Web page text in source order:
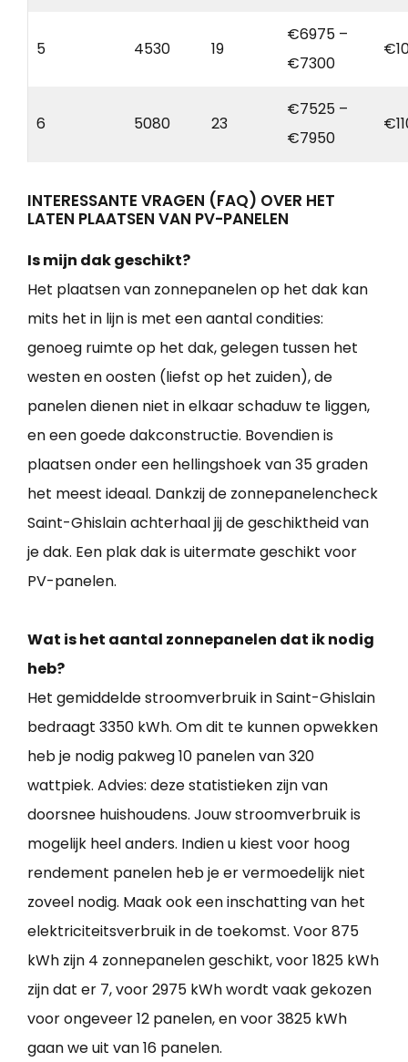
5 4530 19
€6975 –
€7300
6 5080 23
€7525 –
€7950
INTERESSANTE VRAGEN (FAQ) OVER HET
LATEN PLAATSEN VAN PV-PANELEN
Is mijn dak geschikt?
Het plaatsen van zonnepanelen op het dak kan
mits het in lijn is met een aantal condities:
genoeg ruimte op het dak, gelegen tussen het
westen en oosten (liefst op het zuiden), de
panelen dienen niet in elkaar schaduw te liggen,
en een goede dakconstructie. Bovendien is
plaatsen onder een hellingshoek van 35 graden
het meest ideaal. Dankzij de zonnepanelencheck
Saint-Ghislain achterhaal jij de geschiktheid van
je dak. Een plak dak is uitermate geschikt voor
PV-panelen.
Wat is het aantal zonnepanelen dat ik nodig
heb?
Het gemiddelde stroomverbruik in Saint-Ghislain
bedraagt 3350 kWh. Om dit te kunnen opwekken
heb je nodig pakweg 10 panelen van 320
wattpiek. Advies: deze statistieken zijn van
doorsnee huishoudens. Jouw stroomverbruik is
mogelijk heel anders. Indien u kiest voor hoog
rendement panelen heb je er vermoedelijk niet
zoveel nodig. Maak ook een inschatting van het
elektriciteitsverbruik in de toekomst. Voor 875
kWh zijn 4 zonnepanelen geschikt, voor 1825 kWh
zijn dat er 7, voor 2975 kWh wordt vaak gekozen
voor ongeveer 12 panelen, en voor 3825 kWh
gaan we uit van 16 panelen.